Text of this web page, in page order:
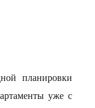
планировки
уже с